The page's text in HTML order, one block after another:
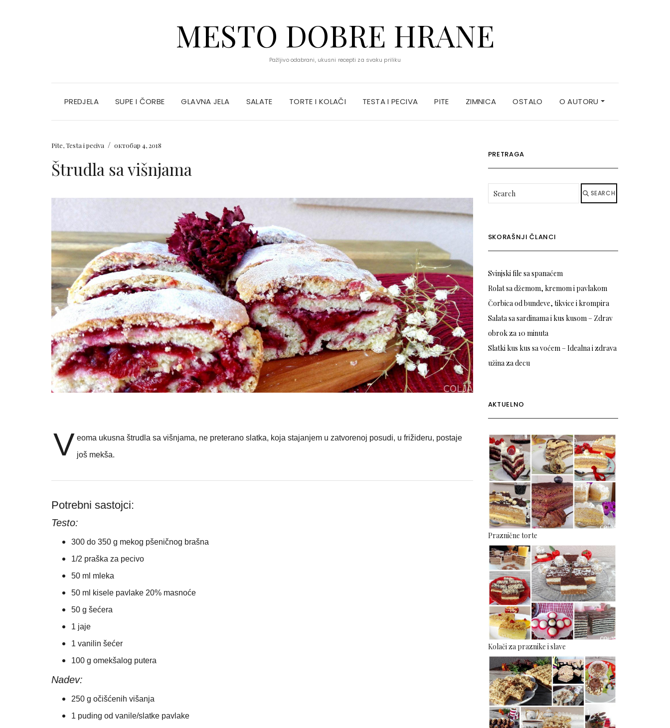
MESTO DOBRE HRANE
Pažljivo odabrani, ukusni recepti za svaku priliku
PREDJELA SUPE I ČORBE GLAVNA JELA SALATE TORTE I KOLAČI TESTA I PECIVA PITE ZIMNICA OSTALO O AUTORU
Pite,Testa i peciva / октобар 4, 2018
Štrudla sa višnjama
V eoma ukusna štrudla sa višnjama, ne preterano slatka, koja stajanjem u zatvorenoj posudi, u frižideru, postaje
još mekša.
Potrebni sastojci:
Testo:
300 do 350 g mekog pšeničnog brašna
1/2 praška za pecivo
50 ml mleka
50 ml kisele pavlake 20% masnoće
50 g šećera
1 jaje
1 vanilin šećer
100 g omekšalog putera
Nadev:
250 g očišćenih višanja
1 puding od vanile/slatke pavlake
PRETRAGA
SEARCH
SKORAŠNJI ČLANCI
Svinjski file sa spanaćem
Rolat sa džemom, kremom i pavlakom
Čorbica od bundeve, tikvice i krompira
Salata sa sardinama i kus kusom – Zdrav
obrok za 10 minuta
Slatki kus kus sa voćem – Idealna i zdrava
užina za decu
AKTUELNO
Praznične torte
Kolači za praznike i slave